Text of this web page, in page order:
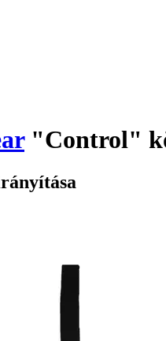
"Control"